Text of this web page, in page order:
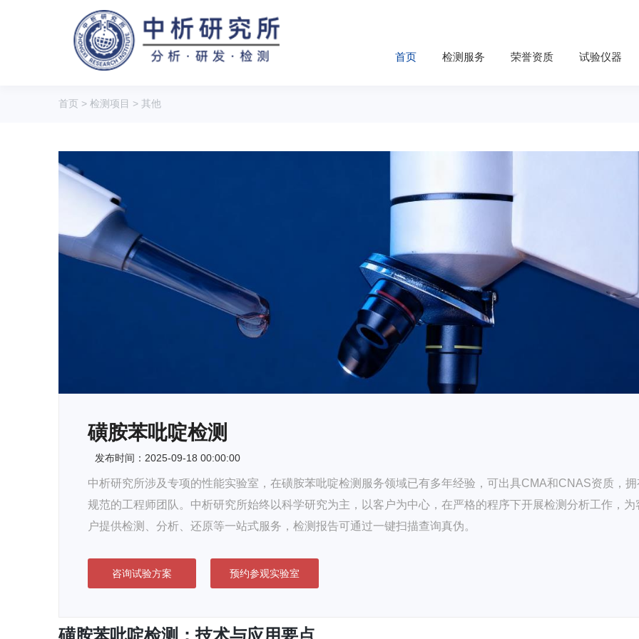
首页 检测服务 荣誉资质 试验仪器
首页 > 检测项目 > 其他
磺胺苯吡啶检测
发布时间：2025-09-18 00:00:00
中析研究所涉及专项的性能实验室，在磺胺苯吡啶检测服务领域已有多年经验，可出具CMA和CNAS资质，拥
规范的工程师团队。中析研究所始终以科学研究为主，以客户为中心，在严格的程序下开展检测分析工作，为
户提供检测、分析、还原等一站式服务，检测报告可通过一键扫描查询真伪。
咨询试验方案 预约参观实验室
磺胺苯吡啶检测：技术与应用要点